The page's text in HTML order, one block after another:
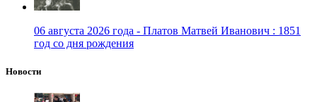
06 августа 2026 года - Платов Матвей Иванович : 1851
год со дня рождения
Новости